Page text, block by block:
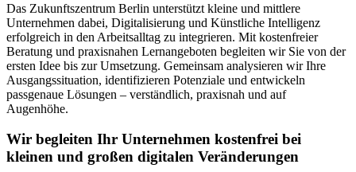
Das Zukunftszentrum Berlin unterstützt kleine und mittlere
Unternehmen dabei, Digitalisierung und Künstliche Intelligenz
erfolgreich in den Arbeitsalltag zu integrieren. Mit kostenfreier
Beratung und praxisnahen Lernangeboten begleiten wir Sie von der
ersten Idee bis zur Umsetzung. Gemeinsam analysieren wir Ihre
Ausgangssituation, identifizieren Potenziale und entwickeln
passgenaue Lösungen – verständlich, praxisnah und auf
Augenhöhe.
Wir begleiten Ihr Unternehmen kostenfrei bei
kleinen und großen digitalen Veränderungen